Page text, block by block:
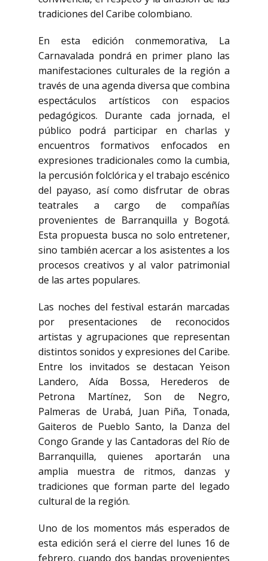
tradiciones del Caribe colombiano.
En esta edición conmemorativa, La
Carnavalada pondrá en primer plano las
manifestaciones culturales de la región a
través de una agenda diversa que combina
espectáculos artísticos con espacios
pedagógicos. Durante cada jornada, el
público podrá participar en charlas y
encuentros formativos enfocados en
expresiones tradicionales como la cumbia,
la percusión folclórica y el trabajo escénico
del payaso, así como disfrutar de obras
teatrales a cargo de compañías
provenientes de Barranquilla y Bogotá.
Esta propuesta busca no solo entretener,
sino también acercar a los asistentes a los
procesos creativos y al valor patrimonial
de las artes populares.
Las noches del festival estarán marcadas
por presentaciones de reconocidos
artistas y agrupaciones que representan
distintos sonidos y expresiones del Caribe.
Entre los invitados se destacan Yeison
Landero, Aída Bossa, Herederos de
Petrona Martínez, Son de Negro,
Palmeras de Urabá, Juan Piña, Tonada,
Gaiteros de Pueblo Santo, la Danza del
Congo Grande y las Cantadoras del Río de
Barranquilla, quienes aportarán una
amplia muestra de ritmos, danzas y
tradiciones que forman parte del legado
cultural de la región.
Uno de los momentos más esperados de
esta edición será el cierre del lunes 16 de
febrero, cuando dos bandas provenientes